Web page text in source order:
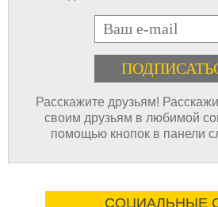
E-mail
Расскажите друзьям!
своим друзьям в любимой
помощью кнопок в панели
СОЦИАЛЬНЫЕ